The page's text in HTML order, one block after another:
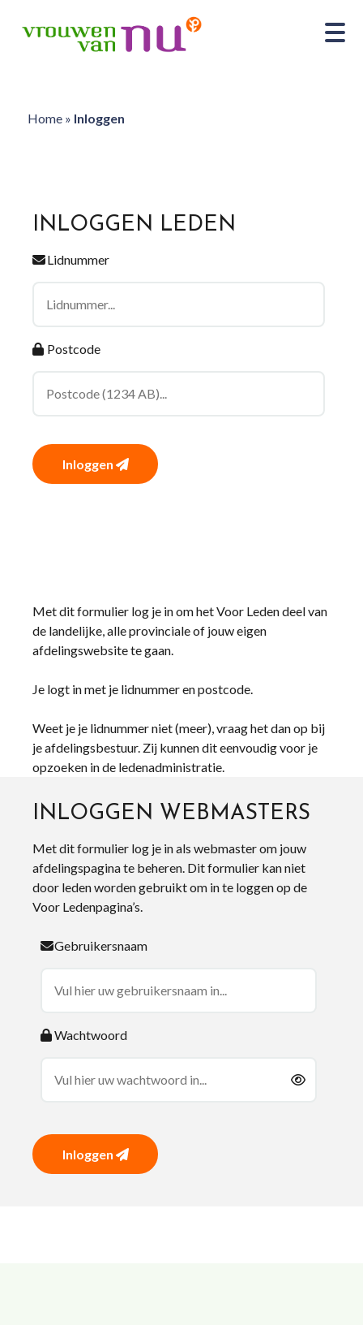
Home» Inloggen
INLOGGEN LEDEN
Lidnummer
Postcode
Inloggen
Met dit formulier log je in om het Voor Leden deel van
de landelijke, alle provinciale of jouw eigen
afdelingswebsite te gaan.
Je logt in met je lidnummer en postcode.
Weet je je lidnummer niet (meer), vraag het dan op bij
je afdelingsbestuur. Zij kunnen dit eenvoudig voor je
opzoeken in de ledenadministratie.
INLOGGEN WEBMASTERS
Met dit formulier log je in als webmaster om jouw
afdelingspagina te beheren. Dit formulier kan niet
door leden worden gebruikt om in te loggen op de
Voor Ledenpagina’s.
Gebruikersnaam
Wachtwoord
Inloggen